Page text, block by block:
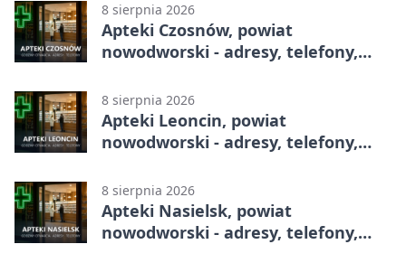
8 sierpnia 2026
Apteki Czosnów, powiat
nowodworski - adresy, telefony,
8 sierpnia 2026
Apteki Leoncin, powiat
nowodworski - adresy, telefony,
8 sierpnia 2026
Apteki Nasielsk, powiat
nowodworski - adresy, telefony,